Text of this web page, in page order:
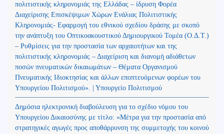
πολιτιστικής κληρονομιάς της Ελλάδας – ίδρυση Φορέα
Διαχείρισης Επισκέψιμων Χώρων Ενάλιας Πολιτιστικής
Κληρονομιάς- Εφαρμογή του εθνικού σχεδίου δράσης με σκοπό
την ανάπτυξη του Οπτικοακουστικού Δημιουργικού Τομέα (Ο.Δ.Τ.)
– Ρυθμίσεις για την προστασία των αρχαιοτήτων και της
πολιτιστικής κληρονομιάς – Διαχείριση και διανομή αδιάθετων
ποσών πνευματικών δικαιωμάτων – Θέματα Οργανισμού
Πνευματικής Ιδιοκτησίας και άλλων εποπτευόμενων φορέων του
Υπουργείου Πολιτισμού». | Υπουργείο Πολιτισμού
Δημόσια ηλεκτρονική διαβούλευση για το σχέδιο νόμου του
Υπουργείου Δικαιοσύνης με τίτλο: «Μέτρα για την προστασία από
στρατηγικές αγωγές προς αποθάρρυνση της συμμετοχής του κοινού